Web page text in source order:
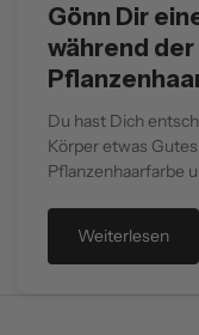
Gönn Dir
während
Du hast Dich
Körper etwas
Pflanzenhaarfarbe
Weiterlesen